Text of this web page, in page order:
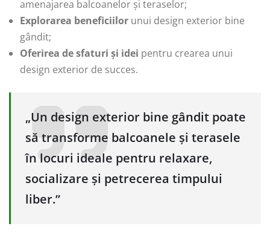
amenajarea balcoanelor și teraselor;
Explorarea beneficiilor unui design exterior bine
gândit;
Oferirea de sfaturi și idei pentru crearea unui
design exterior de succes.
„Un design exterior bine gândit poate
să transforme balcoanele și terasele
în locuri ideale pentru relaxare,
socializare și petrecerea timpului
liber.”